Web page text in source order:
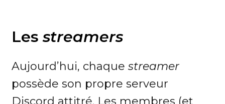
Lesstreamers
Aujourd’hui, chaque streamer
possède son propre serveur